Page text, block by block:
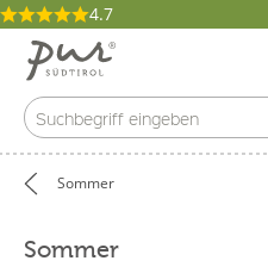
4.7
Sommer
Sommer